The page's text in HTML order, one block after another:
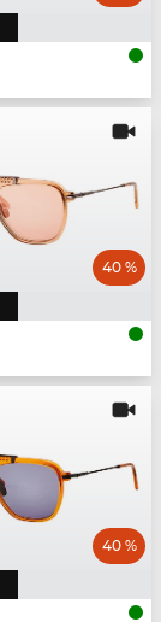
40 %
40 %